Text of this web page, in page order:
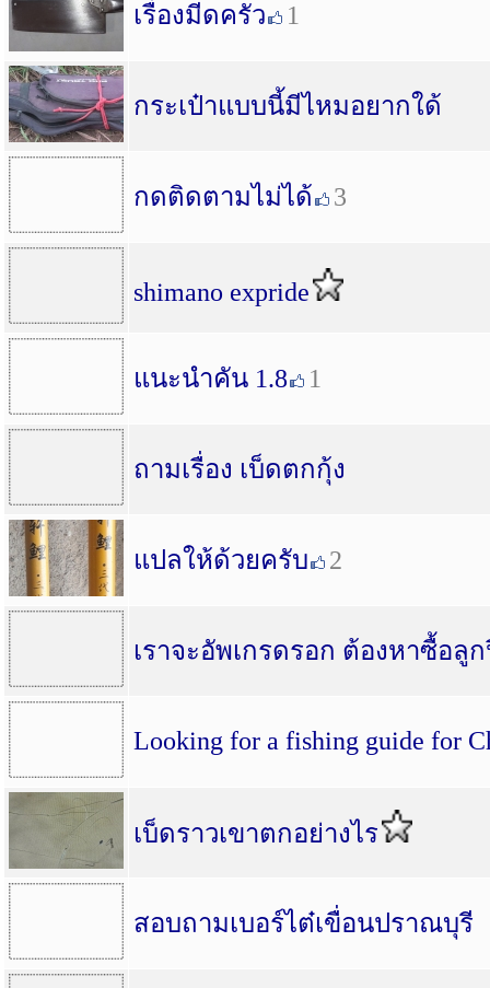
เรื่องมีดครัว 1
กระเป๋าแบบนี้มีไหมอยากใด้
กดติดตามไม่ได้ 3
shimano expride
แนะนำคัน 1.8 1
ถามเรื่อง เบ็ดตกกุ้ง
แปลให้ด้วยครับ 2
เราจะอัพเกรดรอก ต้องหาซื้อลู
Looking for a fishing guide for
เบ็ดราวเขาตกอย่างไร
สอบถามเบอร์ไต๋เขื่อนปราณบุรี